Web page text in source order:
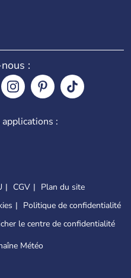
:
:
CGV
Plan du site
Politique de confidentialité
le centre de confidentialité
Météo